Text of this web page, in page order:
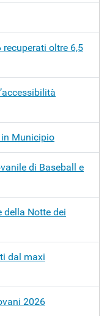
recuperati oltre 6,5
Municipio
di Baseball e
della Notte dei
dal maxi
2026